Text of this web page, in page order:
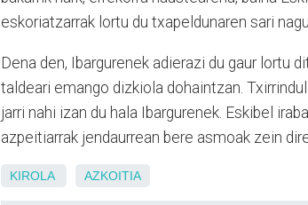
eskoriatzarrak lortu du txapeldunaren sari
Dena den, Ibargurenek adierazi du gaur lortu
taldeari emango dizkiola dohaintzan.
jarri nahi izan du hala Ibargurenek. Eskibel
azpeitiarrak jendaurrean bere asmoak zein
KIROLA AZKOITIA